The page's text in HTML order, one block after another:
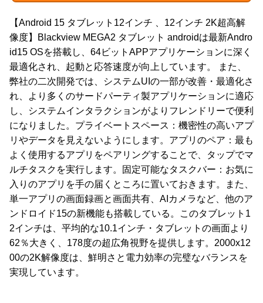
【Android 15 タブレット12インチ 、12インチ 2K超高解
像度】Blackview MEGA2 タブレット androidは最新Andro
id15 OSを搭載し、64ビットAPPアプリケーションに深く
最適化され、起動と応答速度が向上しています。 また、
弊社の二次開発では、システムUIの一部が改善・最適化さ
れ、より多くのサードパーティ製アプリケーションに適応
し、システムインタラクションがよりフレンドリーで便利
になりました。プライベートスペース：機密性の高いアプ
リやデータを見えないようにします。アプリのペア：最も
よく使用するアプリをペアリングすることで、タップでマ
ルチタスクを実行します。固定可能なタスクバー：お気に
入りのアプリを手の届くところに置いておきます。また、
単一アプリの画面録画と画面共有、AIカメラなど、他のア
ンドロイド15の新機能も搭載している。このタブレット1
2インチは、平均的な10.1インチ・タブレットの画面より
62％大きく、178度の超広角視野を提供します。2000x12
00の2K解像度は、鮮明さと電力効率の完璧なバランスを
実現しています。